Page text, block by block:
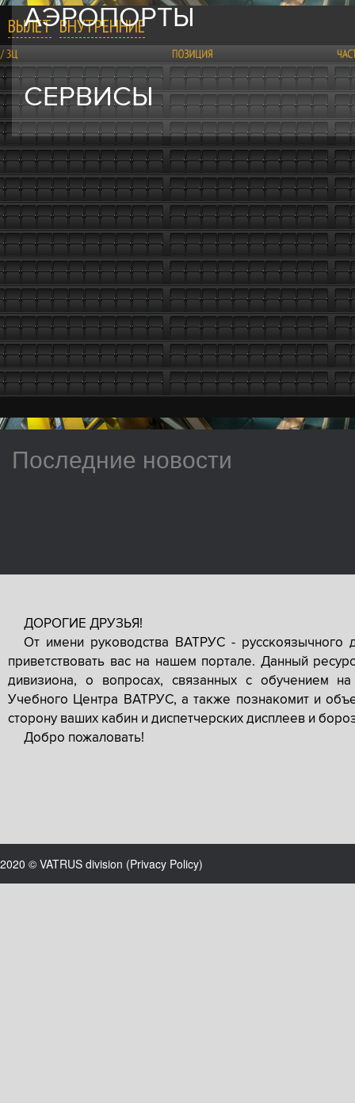
АЭРОПОРТЫ
СЕРВИСЫ
ВЫЛЕТ ВНУТРЕННИЕ
Последние новости
ДОРОГИЕ ДРУЗЬЯ!
От имени руководства ВАТРУС -
приветствовать вас на нашем портале. Данный
дивизиона, о вопросах, связанных с обучением
Учебного Центра ВАТРУС, а также познакомит и
сторону ваших кабин и диспетчерских дисплеев и
Добро пожаловать!
2020 © VATRUS division (Privacy Policy)